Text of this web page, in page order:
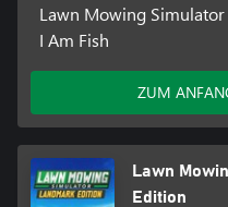
Lawn Mowing Simulator
I Am Fish
ZUM
Lawn
Edition